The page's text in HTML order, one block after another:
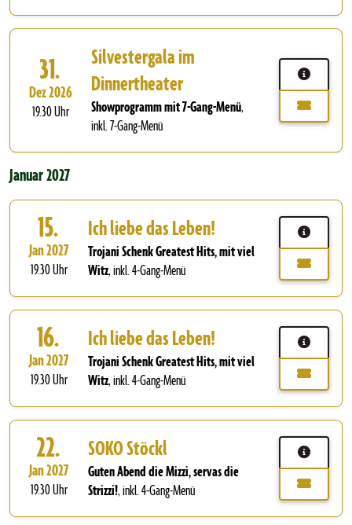
31.
Dez 2026
19.30 Uhr
Silvestergala im
Dinnertheater
Showprogramm mit 7-Gang-Menü,
inkl. 7-Gang-Menü
Januar 2027
15.
Jan 2027
19.30 Uhr
Ich liebe das Leben!
Trojani Schenk Greatest Hits, mit viel
Witz,inkl. 4-Gang-Menü
16.
Jan 2027
19.30 Uhr
Ich liebe das Leben!
Trojani Schenk Greatest Hits, mit viel
Witz,inkl. 4-Gang-Menü
22.
Jan 2027
19.30 Uhr
SOKO Stöckl
Guten Abend die Mizzi, servas die
Strizzi!,inkl. 4-Gang-Menü